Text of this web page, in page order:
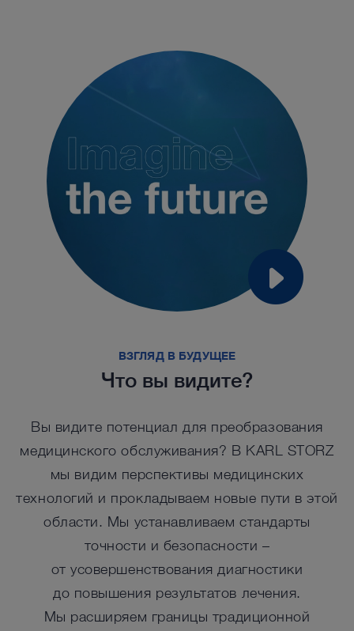
ВЗГЛЯД В БУДУЩЕЕ
Что вы видите?
Вы видите потенциал для преобразования
медицинского обслуживания? В KARL STORZ
мы видим перспективы медицинских
технологий и прокладываем новые пути в этой
области. Мы устанавливаем стандарты
точности и безопасности –
от усовершенствования диагностики
до повышения результатов лечения.
Мы расширяем границы традиционной